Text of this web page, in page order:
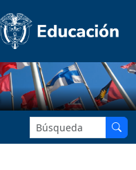
Buscar en el sitio: